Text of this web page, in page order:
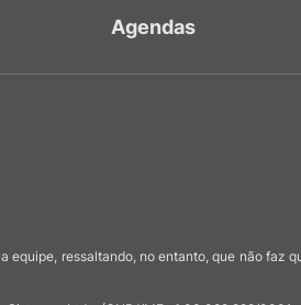
Agendas
ressaltando, no entanto, que não faz